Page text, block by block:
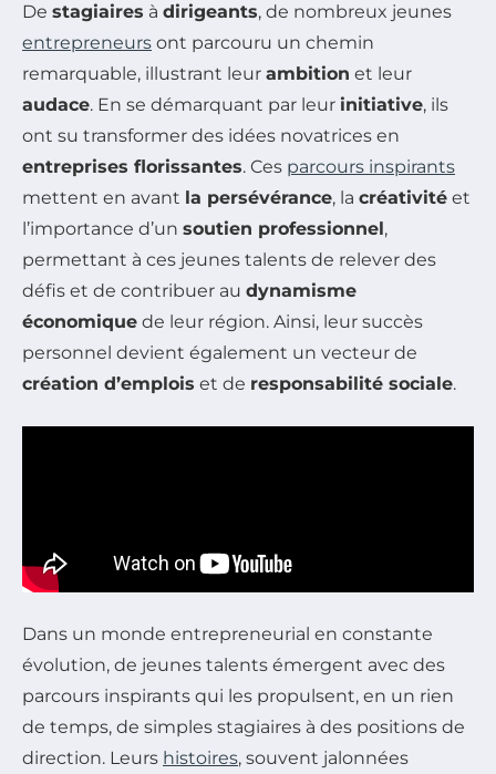
De stagiaires à dirigeants, de nombreux jeunes
entrepreneurs ont parcouru un chemin
remarquable, illustrant leur ambition et leur
audace. En se démarquant par leur initiative, ils
ont su transformer des idées novatrices en
entreprises florissantes. Ces parcours inspirants
mettent en avant la persévérance, la créativité et
l’importance d’un soutien professionnel ,
permettant à ces jeunes talents de relever des
défis et de contribuer au dynamisme
économique de leur région. Ainsi, leur succès
personnel devient également un vecteur de
création d’emplois et de responsabilité sociale.
Dans un monde entrepreneurial en constante
évolution, de jeunes talents émergent avec des
parcours inspirants qui les propulsent, en un rien
de temps, de simples stagiaires à des positions de
direction. Leurs histoires, souvent jalonnées